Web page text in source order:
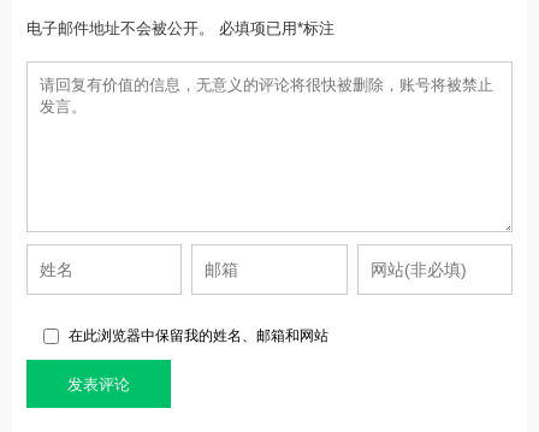
电子邮件地址不会被公开。 必填项已用*标注
在此浏览器中保留我的姓名、邮箱和网站